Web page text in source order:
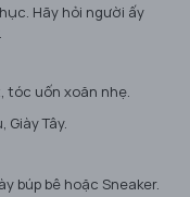
Hãy hỏi người ấy
tóc uốn xoăn nhẹ.
Giày Tây.
búp bê hoặc Sneaker.